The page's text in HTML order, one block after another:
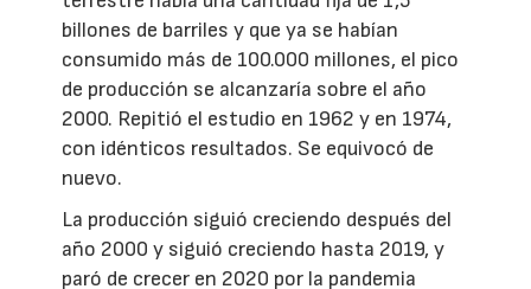
billones de barriles y que ya se habían
consumido más de 100.000 millones, el pico
de producción se alcanzaría sobre el año
2000. Repitió el estudio en 1962 y en 1974,
con idénticos resultados. Se equivocó de
nuevo.
La producción siguió creciendo después del
año 2000 y siguió creciendo hasta 2019, y
paró de crecer en 2020 por la pandemia